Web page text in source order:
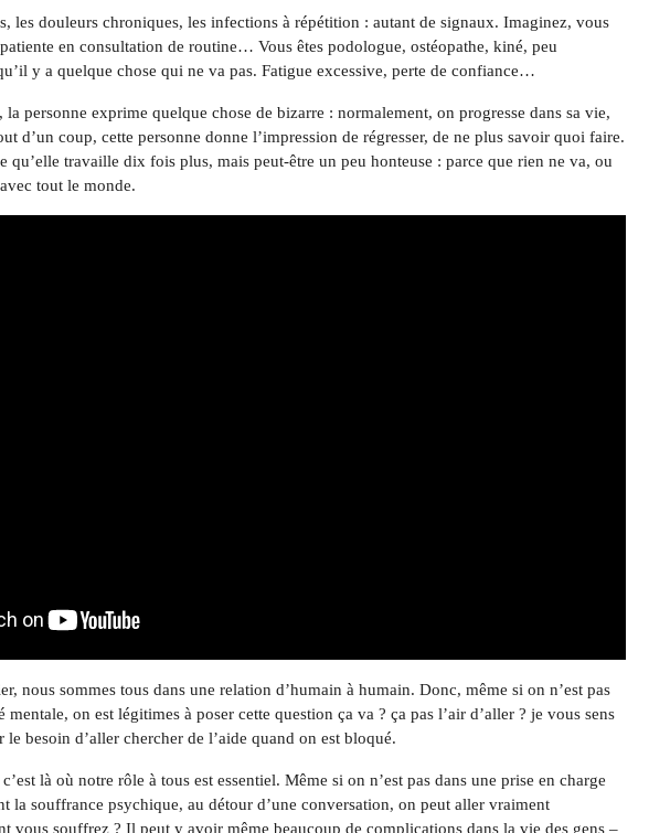
les douleurs chroniques, les infections à répétition : autant de signaux. Imaginez, vous
en consultation de routine… Vous êtes podologue, ostéopathe, kiné, peu
y a quelque chose qui ne va pas. Fatigue excessive, perte de confiance…
la personne exprime quelque chose de bizarre : normalement, on progresse dans sa vie,
d’un coup, cette personne donne l’impression de régresser, de ne plus savoir quoi faire.
qu’elle travaille dix fois plus, mais peut-être un peu honteuse : parce que rien ne va, ou
tout le monde.
nous sommes tous dans une relation d’humain à humain. Donc, même si on n’est pas
mentale, on est légitimes à poser cette question ça va ? ça pas l’air d’aller ? je vous sens
le besoin d’aller chercher de l’aide quand on est bloqué.
c’est là où notre rôle à tous est essentiel. Même si on n’est pas dans une prise en charge
la souffrance psychique, au détour d’une conversation, on peut aller vraiment
vous souffrez ? Il peut y avoir même beaucoup de complications dans la vie des gens –